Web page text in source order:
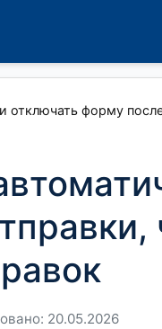
отключать форму
20.05.2026